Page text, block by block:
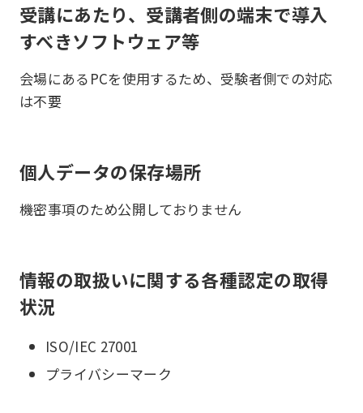
受講にあたり、受講者側の端末で導入
すべきソフトウェア等
会場にあるPCを使用するため、受験者側での対応
は不要
個人データの保存場所
機密事項のため公開しておりません
情報の取扱いに関する各種認定の取得
状況
ISO/IEC 27001
プライバシーマーク